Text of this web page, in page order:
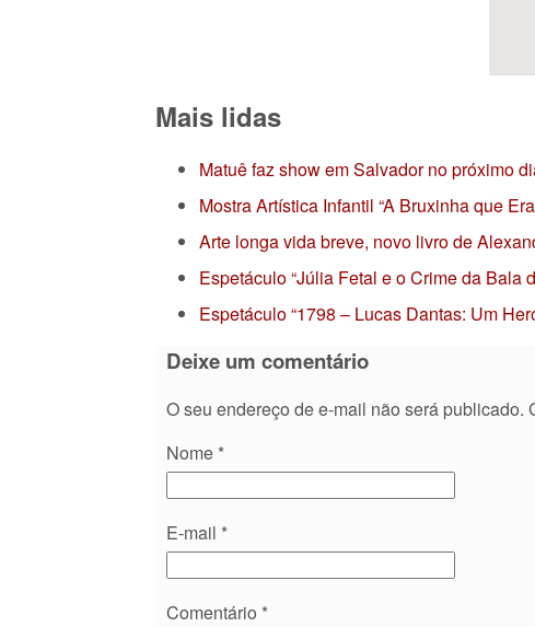
Mais lidas
Matuê faz show em Salvador no próximo
Mostra Artística Infantil “A Bruxinha que
Arte longa vida breve, novo livro de
Espetáculo “Júlia Fetal e o Crime da Bala
Espetáculo “1798 – Lucas Dantas: Um
Deixe um comentário
O seu endereço de e-mail não será publicado.
Nome *
E-mail *
Comentário *